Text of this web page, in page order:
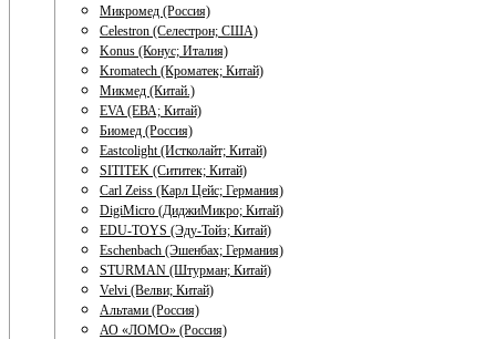
Микромед (Россия)
Celestron (Селестрон; США)
Konus (Конус; Италия)
Kromatech (Кроматек; Китай)
Микмед (Китай.)
EVA (ЕВА; Китай)
Биомед (Россия)
Eastcolight (Истколайт; Китай)
SITITEK (Сититек; Китай)
Carl Zeiss (Карл Цейс; Германия)
DigiMicro (ДиджиМикро; Китай)
EDU-TOYS (Эду-Тойз; Китай)
Eschenbach (Эшенбах; Германия)
STURMAN (Штурман; Китай)
Velvi (Велви; Китай)
Альтами (Россия)
АО «ЛОМО» (Россия)